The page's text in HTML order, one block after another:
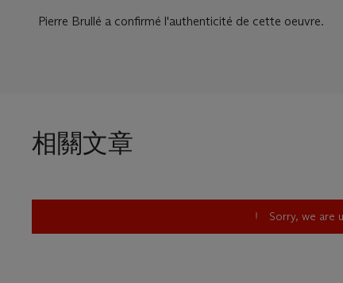
Pierre Brullé a confirmé l'authenticité de cette oeuvre.
相關文章
Sorry, we are